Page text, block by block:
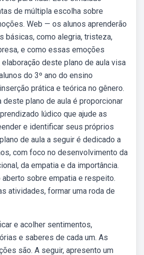
de múltipla escolha sobre
Web — os alunos aprenderão
básicas, como alegria, tristeza,
e como essas emoções
deste plano de aula visa
do 3º ano do ensino
prática e teórica no gênero.
plano de aula é proporcionar
lúdico que ajude as
e identificar seus próprios
de aula a seguir é dedicado a
com foco no desenvolvimento da
da empatia e da importância.
sobre empatia e respeito.
atividades, formar uma roda de
e acolher sentimentos,
e saberes de cada um. As
são. A seguir, apresento um